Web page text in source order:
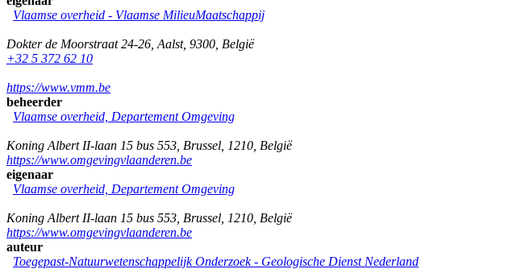
Vlaamse overheid - Vlaamse MilieuMaatschappij
Dokter de Moorstraat 24-26 Aalst, 9300 België
+32 5 372 62 10
https://www.vmm.be
beheerder
Vlaamse overheid, Departement Omgeving
Koning Albert II-laan 15 bus 553 Brussel 1210 België
https://www.omgevingvlaanderen.be
eigenaar
Vlaamse overheid, Departement Omgeving
Koning Albert II-laan 15 bus 553 Brussel 1210 België
https://www.omgevingvlaanderen.be
auteur
Toegepast-Natuurwetenschappelijk Onderzoek - Geologische Dienst Nederland